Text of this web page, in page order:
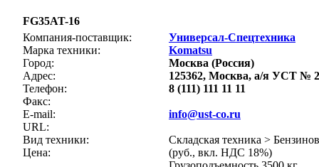
FG35AT-16
Компания-поставщик:
Универсал-Спецтехника
Марка техники:
Komatsu
Город:
Москва (Россия)
Адрес:
125362, Москва, а/я УСТ №
Телефон:
8 (111) 111 11 11
Факс:
E-mail:
info@ust-co.ru
URL:
Вид техники:
Складская техника >
Цена:
(руб., вкл. НДС 18%)